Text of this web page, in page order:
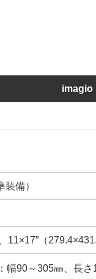
imagio
備）
（
90～305㎜、長さ